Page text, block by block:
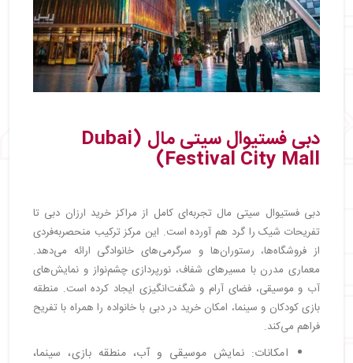
دبی فستیوال سیتی مال (Dubai
Festival City Mall)
دبی فستیوال سیتی مال تجربه‌ای کامل از مراکز خرید ارزان دبی تا
تفریحات شیک را گرد هم آورده است. این مرکز ترکیب منحصر‌به‌فردی
از فروشگاه‌ها، رستوران‌ها و سرگرمی‌های خانوادگی ارائه می‌دهد.
معماری مدرن با مسیرهای شفاف، نورپردازی چشم‌نواز و نمایش‌های
آب و موسیقی، فضای آرام و شگفت‌انگیزی ایجاد کرده است. منطقه
بازی کودکان و سینما، امکان خرید در دبی با خانواده را همراه با تفریح
فراهم می‌کند.
امکانات: نمایش موسیقی و آب، منطقه بازی، سینما،